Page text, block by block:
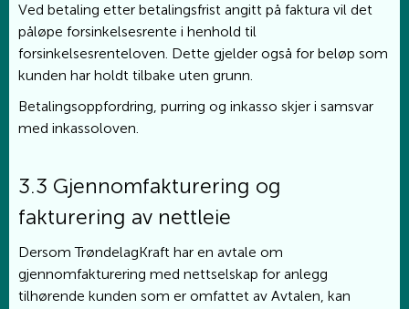
Ved betaling etter betalingsfrist angitt på faktura vil det
påløpe forsinkelsesrente i henhold til
forsinkelsesrenteloven. Dette gjelder også for beløp som
kunden har holdt tilbake uten grunn.
Betalingsoppfordring, purring og inkasso skjer i samsvar
med inkassoloven.
3.3 Gjennomfakturering og
fakturering av nettleie
Dersom TrøndelagKraft har en avtale om
gjennomfakturering med nettselskap for anlegg
tilhørende kunden som er omfattet av Avtalen, kan